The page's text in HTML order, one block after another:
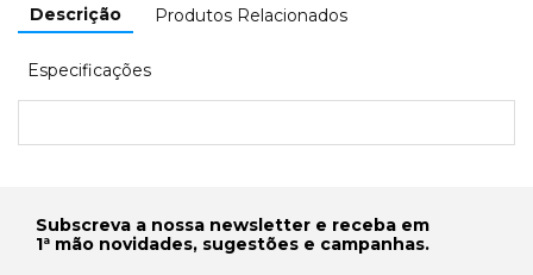
Descrição Produtos Relacionados
Especificações
Subscreva a nossa newsletter e receba em
1ª mão novidades, sugestões e campanhas.